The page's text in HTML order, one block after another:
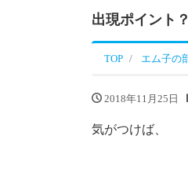
出現ポイント？
TOP エム子の
2018年11月25日
気がつけば、